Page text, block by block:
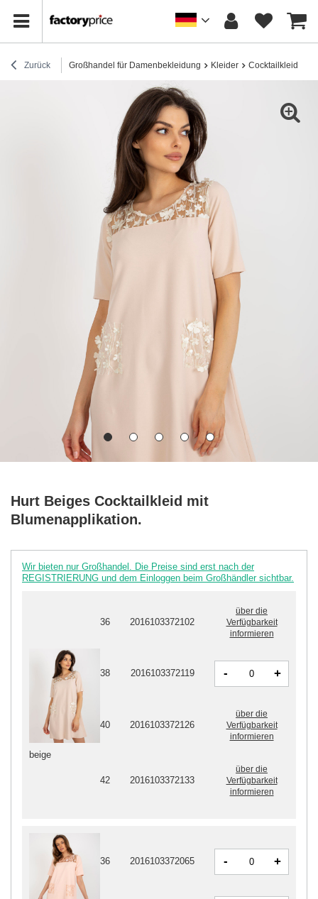
Zurück Großhandel für Damenbekleidung Kleider Cocktailkleider /
Hurt Beiges Cocktailkleid mit
Blumenapplikation.
Wir bieten nur Großhandel. Die Preise sind erst nach der
REGISTRIERUNG und dem Einloggen beim Großhändler sichtbar.
36 2016103372065 - +
beige
36 2016103372102
über die
Verfügbarkeit
informieren
38 2016103372119 - +
40 2016103372126
über die
Verfügbarkeit
informieren
42 2016103372133
über die
Verfügbarkeit
informieren